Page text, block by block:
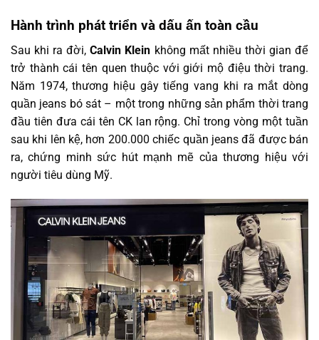
Hành trình phát triển và dấu ấn toàn cầu
Sau khi ra đời,Calvin Klein không mất nhiều thời gian để
trở thành cái tên quen thuộc với giới mộ điệu thời trang.
Năm 1974, thương hiệu gây tiếng vang khi ra mắt dòng
quần jeans bó sát – một trong những sản phẩm thời trang
đầu tiên đưa cái tên CK lan rộng. Chỉ trong vòng một tuần
sau khi lên kệ, hơn 200.000 chiếc quần jeans đã được bán
ra, chứng minh sức hút mạnh mẽ của thương hiệu với
người tiêu dùng Mỹ.